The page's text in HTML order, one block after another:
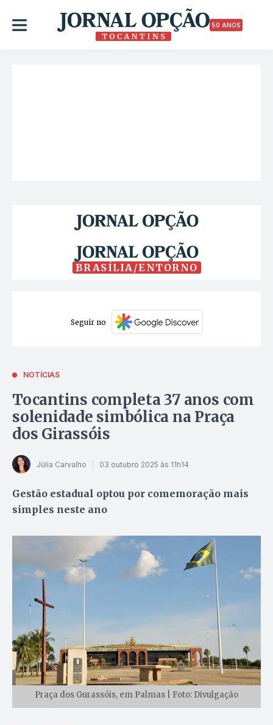
50 ANOS
BRASÍLIA/ENTORNO
Seguir no
NOTÍCIAS
Tocantins completa 37 anos com
solenidade simbólica na Praça
dos Girassóis
Júlia Carvalho 03 outubro 2025 às 11h14
Gestão estadual optou por comemoração mais
simples neste ano
Praça dos Gurassóis, em Palmas | Foto: Divulgação